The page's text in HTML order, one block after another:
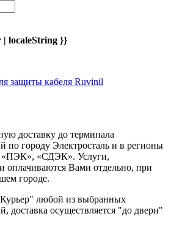
localeString }}
защиты кабеля Ruvinil
доставку до терминала
по городу Электросталь и в регионы
«СДЭК». Услуги,
оплачиваются Вами отдельно, при
городе.
любой из выбранных
доставка осуществляется "до двери"